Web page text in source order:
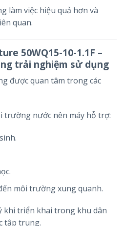
làm việc hiệu quả hơn và
quan.
50WQ15-10-1.1F –
trải nghiệm sử dụng
được quan tâm trong các
trường nước nên máy hỗ trợ:
môi trường xung quanh.
khi triển khai trong khu dân
tập trung.